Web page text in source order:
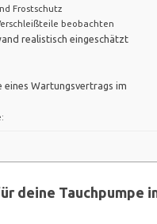
Frostschutz
beobachten
realistisch eingeschätzt
eines Wartungsvertrags im
deine Tauchpumpe